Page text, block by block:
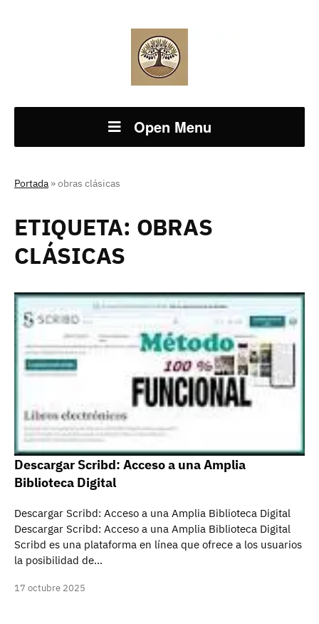
Open Menu
Portada »obras clásicas
ETIQUETA: OBRAS
CLÁSICAS
Descargar Scribd: Acceso a una Amplia
Biblioteca Digital
Descargar Scribd: Acceso a una Amplia Biblioteca Digital
Descargar Scribd: Acceso a una Amplia Biblioteca Digital
Scribd es una plataforma en línea que ofrece a los usuarios
la posibilidad de…
17 octubre 2025